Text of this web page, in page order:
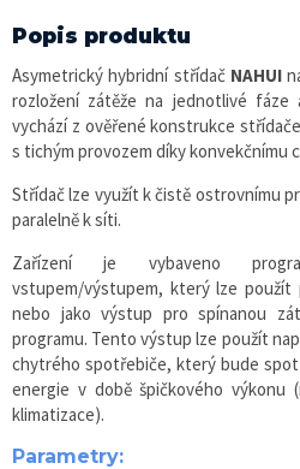
Popis produktu
Asymetrický hybridní střídač NAHUI
rozložení zátěže na jednotlivé fáze
vychází z ověřené konstrukce
s tichým provozem díky konvekčnímu
Střídač lze využít k čistě ostrovnímu
paralelně k síti.
Zařízení je vybaveno
vstupem/výstupem, který lze použít
nebo jako výstup pro spínanou
programu. Tento výstup lze použít
chytrého spotřebiče, který bude
energie v době špičkového výkonu
klimatizace).
Parametry: